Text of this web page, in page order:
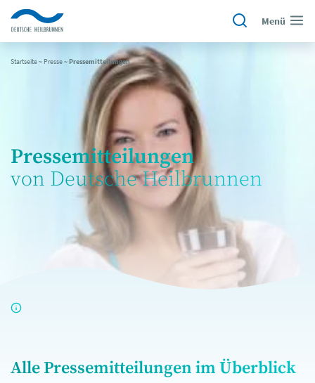
Menü
Startseite~ Presse~Pressemitteilungen
Pressemitteilungen
von Deutsche Heilbrunnen
Alle Pressemitteilungen im Überblick